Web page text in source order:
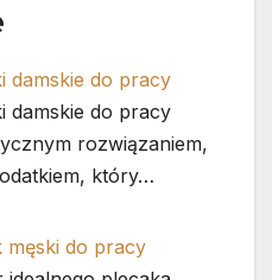
damskie do pracy
damskie do pracy
rozwiązaniem,
który…
męski do pracy